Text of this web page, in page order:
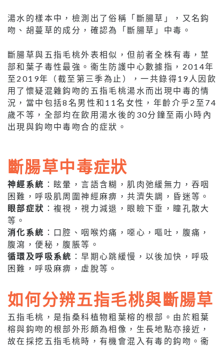
湯水的樣本中，檢測出了俗稱「斷腸草」，又名鈎
吻、胡蔓草的成分，確認為「斷腸草」中毒。
斷腸草與五指毛桃外表相似，但前者全株有毒，莖
部和葉子毒性最強。衞生防護中心數據指，2014年
至2019年（截至第三季為止），一共錄得19人因飲
用了懷疑混雜鈎吻的五指毛桃湯水而出現中毒的情
況，當中包括8名男性和11名女性，年齡介乎2至74
歲不等，全部均在飲用湯水後的30分鐘至兩小時內
出現與鈎吻中毒吻合的症狀。
斷腸草中毒症狀
神經系統 ：眩暈，言語含糊，肌肉弛緩無力，吞咽
困難，呼吸肌周圍神經麻痹，共濟失調，昏迷等。
眼部症狀 ：複視，視力減退，眼瞼下垂，瞳孔散大
等。
消化系統 ：口腔、咽喉灼痛，噁心，嘔吐，腹痛，
腹瀉，便秘，腹脹等。
循環及呼吸系統 ：早期心跳緩慢，以後加快，呼吸
困難，呼吸麻痹，虛脫等。
如何分辨五指毛桃與斷腸草
五指毛桃，是指桑科植物粗葉榕的根部。由於粗葉
榕與鈎吻的根部外形頗為相像，生長地點亦接近，
故在採挖五指毛桃時，有機會混入有毒的鈎吻。衞